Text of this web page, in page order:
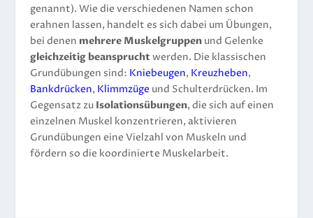
genannt). Wie die verschiedenen Namen schon
erahnen lassen, handelt es sich dabei um Übungen,
bei denen mehrere Muskelgruppenund Gelenke
gleichzeitig beanspruchtwerden. Die klassischen
Grundübungen sind: Kniebeugen, Kreuzheben,
Bankdrücken, Klimmzüge und Schulterdrücken. Im
Gegensatz zu Isolationsübungen, die sich auf einen
einzelnen Muskel konzentrieren, aktivieren
Grundübungen eine Vielzahl von Muskeln und
fördern so die koordinierte Muskelarbeit.